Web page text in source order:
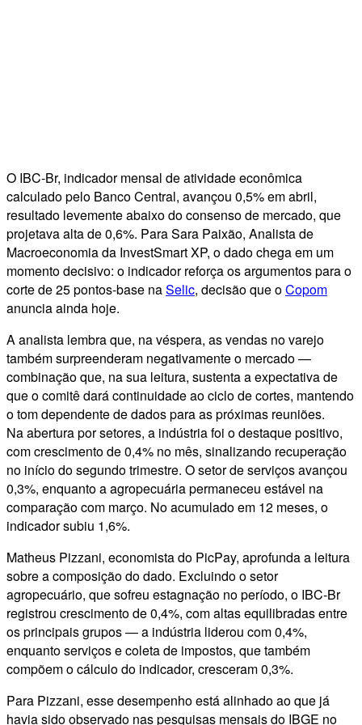
O IBC-Br, indicador mensal de atividade econômica
calculado pelo Banco Central, avançou 0,5% em abril,
resultado levemente abaixo do consenso de mercado, que
projetava alta de 0,6%. Para Sara Paixão, Analista de
Macroeconomia da InvestSmart XP, o dado chega em um
momento decisivo: o indicador reforça os argumentos para o
corte de 25 pontos-base naSelic, decisão que oCopom
anuncia ainda hoje.
A analista lembra que, na véspera, as vendas no varejo
também surpreenderam negativamente o mercado —
combinação que, na sua leitura, sustenta a expectativa de
que o comitê dará continuidade ao ciclo de cortes, mantendo
o tom dependente de dados para as próximas reuniões.
Na abertura por setores, a indústria foi o destaque positivo,
com crescimento de 0,4% no mês, sinalizando recuperação
no início do segundo trimestre. O setor de serviços avançou
0,3%, enquanto a agropecuária permaneceu estável na
comparação com março. No acumulado em 12 meses, o
indicador subiu 1,6%.
Matheus Pizzani, economista do PicPay, aprofunda a leitura
sobre a composição do dado. Excluindo o setor
agropecuário, que sofreu estagnação no período, o IBC-Br
registrou crescimento de 0,4%, com altas equilibradas entre
os principais grupos — a indústria liderou com 0,4%,
enquanto serviços e coleta de impostos, que também
compõem o cálculo do indicador, cresceram 0,3%.
Para Pizzani, esse desempenho está alinhado ao que já
havia sido observado nas pesquisas mensais do IBGE no